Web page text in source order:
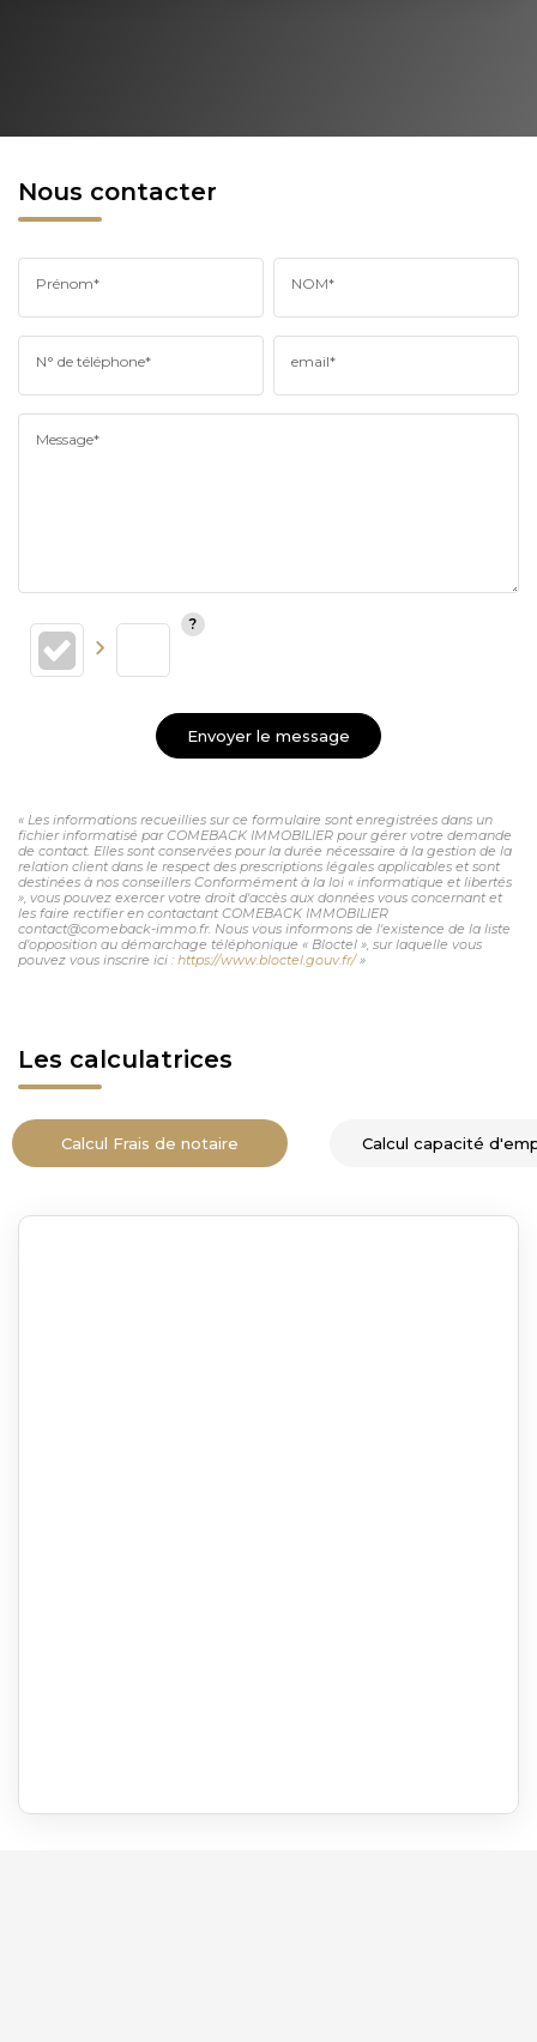
Nous contacter
Prénom* NOM*
N° de téléphone* email*
Message*
Envoyer le message
« Les informations recueillies sur ce formulaire sont enregistrées dans un
fichier informatisé par COMEBACK IMMOBILIER pour gérer votre demande
de contact. Elles sont conservées pour la durée nécessaire à la gestion de la
relation client dans le respect des prescriptions légales applicables et sont
destinées à nos conseillers Conformément à la loi « informatique et libertés
», vous pouvez exercer votre droit d'accès aux données vous concernant et
les faire rectifier en contactant COMEBACK IMMOBILIER
contact@comeback-immo.fr. Nous vous informons de l'existence de la liste
d'opposition au démarchage téléphonique « Bloctel », sur laquelle vous
pouvez vous inscrire ici : https://www.bloctel.gouv.fr/»
Les calculatrices
Calcul Frais de notaire Calcul capacité